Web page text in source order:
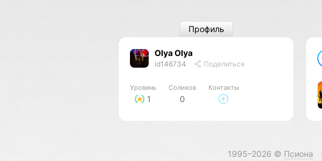
Olya Olya
id146734 Поделиться
Уровень
1
Соликов
0
Контакты
Профиль
1995–2026 © Псиона